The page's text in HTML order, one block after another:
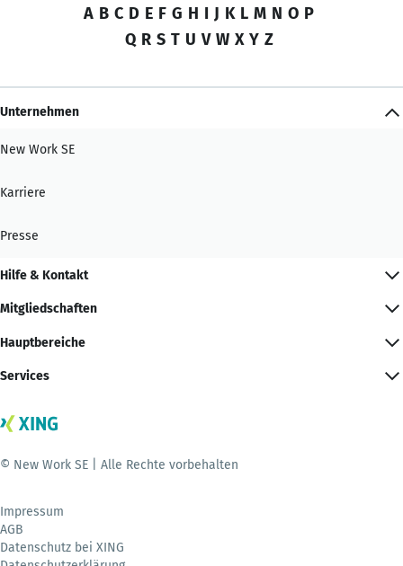
A B C D E F G H I J K L M N O P
Q R S T U V W X Y Z
Unternehmen
New Work SE
Karriere
Presse
Hilfe & Kontakt
Mitgliedschaften
Hauptbereiche
Services
© New Work SE | Alle Rechte vorbehalten
Impressum
AGB
Datenschutz bei XING